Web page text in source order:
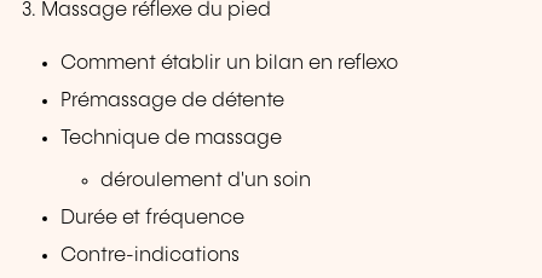
3. Massage réflexe du pied
Comment établir un bilan en reflexo
Prémassage de détente
Technique de massage
déroulement d'un soin
Durée et fréquence
Contre-indications